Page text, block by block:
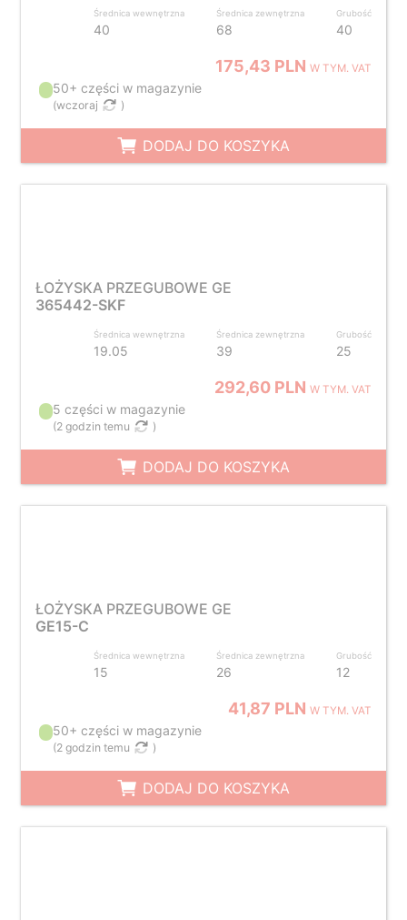
Średnica wewnętrzna
40
Średnica zewnętrzna
68
Grubość
40
175,43 PLNW TYM. VAT
50+ części w magazynie
(wczoraj )
DODAJ DO KOSZYKA
ŁOŻYSKA PRZEGUBOWE GE
365442-SKF
Średnica wewnętrzna
19.05
Średnica zewnętrzna
39
Grubość
25
292,60 PLNW TYM. VAT
5 części w magazynie
(2 godzin temu )
DODAJ DO KOSZYKA
ŁOŻYSKA PRZEGUBOWE GE
GE15-C
Średnica wewnętrzna
15
Średnica zewnętrzna
26
Grubość
12
41,87 PLNW TYM. VAT
50+ części w magazynie
(2 godzin temu )
DODAJ DO KOSZYKA